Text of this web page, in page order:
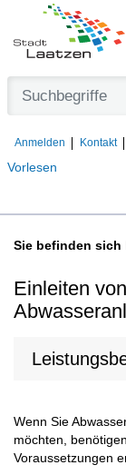
Vorlesen
Anmelden Kontakt
Sie befinden sich
Einleiten
Wenn Sie
möchten,
Voraussetzungen